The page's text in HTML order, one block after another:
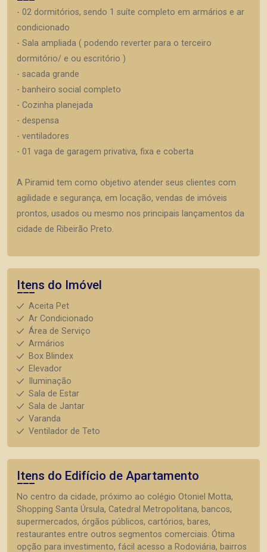
- 02 dormitórios, sendo 1 suíte completo em armários e ar
condicionado
- Sala ampliada ( podendo reverter para o terceiro
dormitório/ e ou escritório )
- sacada grande
- banheiro social completo
- Cozinha planejada
- despensa
- ventiladores
- 01 vaga de garagem privativa, fixa e coberta
A Piramid tem como objetivo atender seus clientes com
agilidade e segurança, em locação, vendas de imóveis
prontos, usados ou mesmo nos principais lançamentos da
cidade de Ribeirão Preto.
Itens do Imóvel
Aceita Pet
Ar Condicionado
Área de Serviço
Armários
Box Blindex
Elevador
Iluminação
Sala de Estar
Sala de Jantar
Varanda
Ventilador de Teto
Itens do Edifício de Apartamento
No centro da cidade, próximo ao colégio Otoniel Motta,
Shopping Santa Úrsula, Catedral Metropolitana, bancos,
supermercados, órgãos públicos, cartórios, bares,
restaurantes entre outros segmentos comerciais. Ótima
opção para investimento, fácil acesso a Rodoviária, bairros